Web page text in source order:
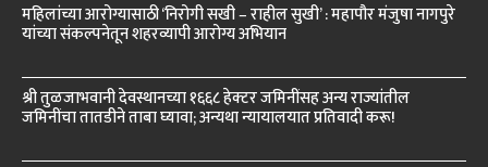
महिलांच्या आरोग्यासाठी ‘निरोगी सखी – राहील सुखी’ : महापौर मंजुषा नागपुरे
यांच्या संकल्पनेतून शहरव्यापी आरोग्य अभियान
श्री तुळजाभवानी देवस्थानच्या १६६८ हेक्टर जमिनींसह अन्य राज्यांतील
जमिनींचा तातडीने ताबा घ्यावा; अन्यथा न्यायालयात प्रतिवादी करू!